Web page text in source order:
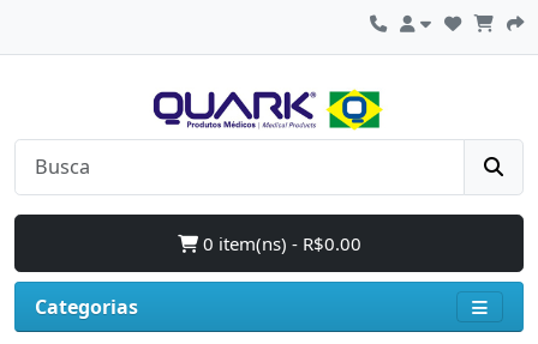
0 item(ns) - R$0.00
Categorias